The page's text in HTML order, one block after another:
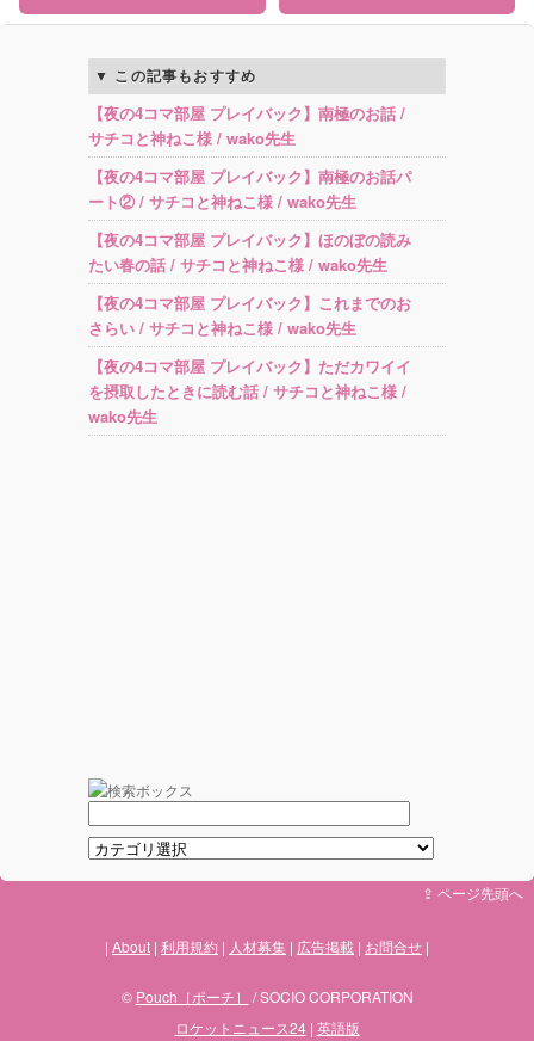
この記事もおすすめ
【夜の4コマ部屋 プレイバック】南極のお話 /
サチコと神ねこ様 / wako先生
【夜の4コマ部屋 プレイバック】南極のお話パ
ート② / サチコと神ねこ様 / wako先生
【夜の4コマ部屋 プレイバック】ほのぼの読み
たい春の話 / サチコと神ねこ様 / wako先生
【夜の4コマ部屋 プレイバック】これまでのお
さらい / サチコと神ねこ様 / wako先生
【夜の4コマ部屋 プレイバック】ただカワイイ
を摂取したときに読む話 / サチコと神ねこ様 /
wako先生
⇪ ページ先頭へ
About 利用規約 人材募集 広告掲載 お問合せ
© Pouch［ポーチ］
/ SOCIO CORPORATION
ロケットニュース24| 英語版